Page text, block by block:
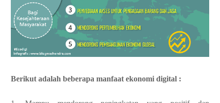
Berikut adalah beberapa manfaat ekonomi digital :